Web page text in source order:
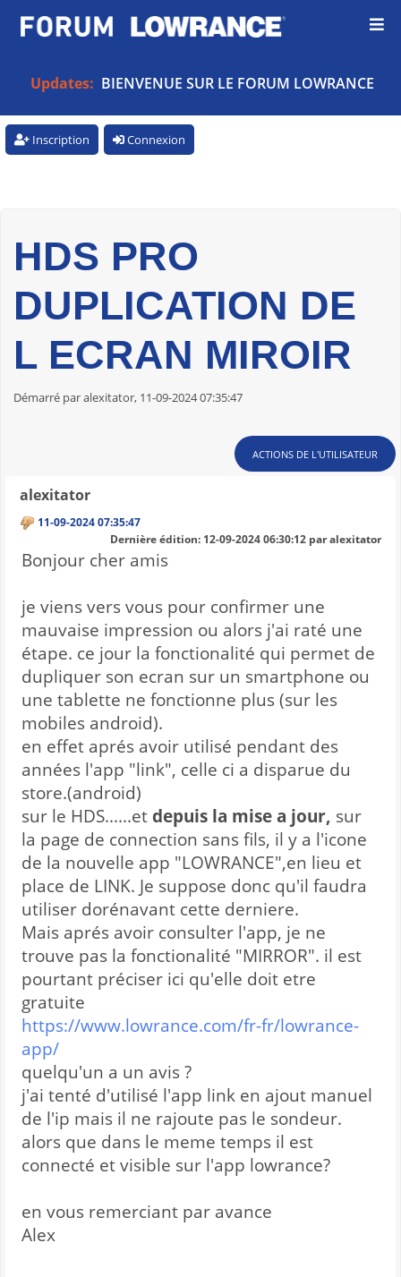
Updates: BIENVENUE SUR LE FORUM LOWRANCE
Inscription Connexion
HDS PRO
DUPLICATION DE
L ECRAN MIROIR
Démarré par alexitator, 11-09-2024 07:35:47
ACTIONS DE L'UTILISATEUR
alexitator
11-09-2024 07:35:47
Dernière édition: 12-09-2024 06:30:12 par alexitator
Bonjour cher amis
je viens vers vous pour confirmer une
mauvaise impression ou alors j'ai raté une
étape. ce jour la fonctionalité qui permet de
dupliquer son ecran sur un smartphone ou
une tablette ne fonctionne plus (sur les
mobiles android).
en effet aprés avoir utilisé pendant des
années l'app "link", celle ci a disparue du
store.(android)
sur le HDS......et depuis la mise a jour, sur
la page de connection sans fils, il y a l'icone
de la nouvelle app "LOWRANCE",en lieu et
place de LINK. Je suppose donc qu'il faudra
utiliser dorénavant cette derniere.
Mais aprés avoir consulter l'app, je ne
trouve pas la fonctionalité "MIRROR". il est
pourtant préciser ici qu'elle doit etre
gratuite
https://www.lowrance.com/fr-fr/lowrance-
app/
quelqu'un a un avis ?
j'ai tenté d'utilisé l'app link en ajout manuel
de l'ip mais il ne rajoute pas le sondeur.
alors que dans le meme temps il est
connecté et visible sur l'app lowrance?
en vous remerciant par avance
Alex